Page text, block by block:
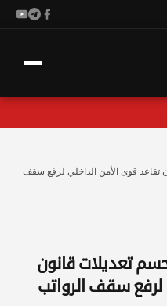
تقاعد قوى الأمن الداخلي لرفع سقف
تعديلات قانون
لرفع سقف الرواتب